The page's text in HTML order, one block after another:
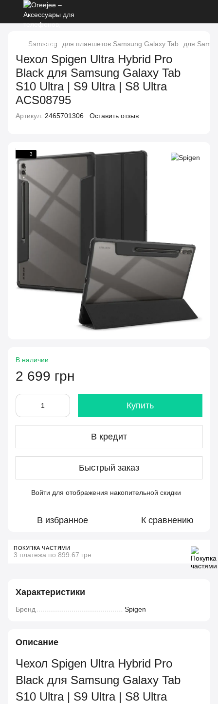
Samsung для планшетов Samsung Galaxy Tab для
Чехол Spigen Ultra Hybrid Pro
Black для Samsung Galaxy Tab
S10 Ultra | S9 Ultra | S8 Ultra
ACS08795
Артикул: 2465701306 Оставить отзыв
3
В наличии
2 699 грн
Купить
В кредит
Быстрый заказ
Войти для отображения накопительной скидки
В избранное К сравнению
ПОКУПКА ЧАСТЯМИ
3 платежа по 899.67 грн
Характеристики
Бренд Spigen
Описание
Чехол Spigen Ultra Hybrid Pro
Black для Samsung Galaxy Tab
S10 Ultra | S9 Ultra | S8 Ultra